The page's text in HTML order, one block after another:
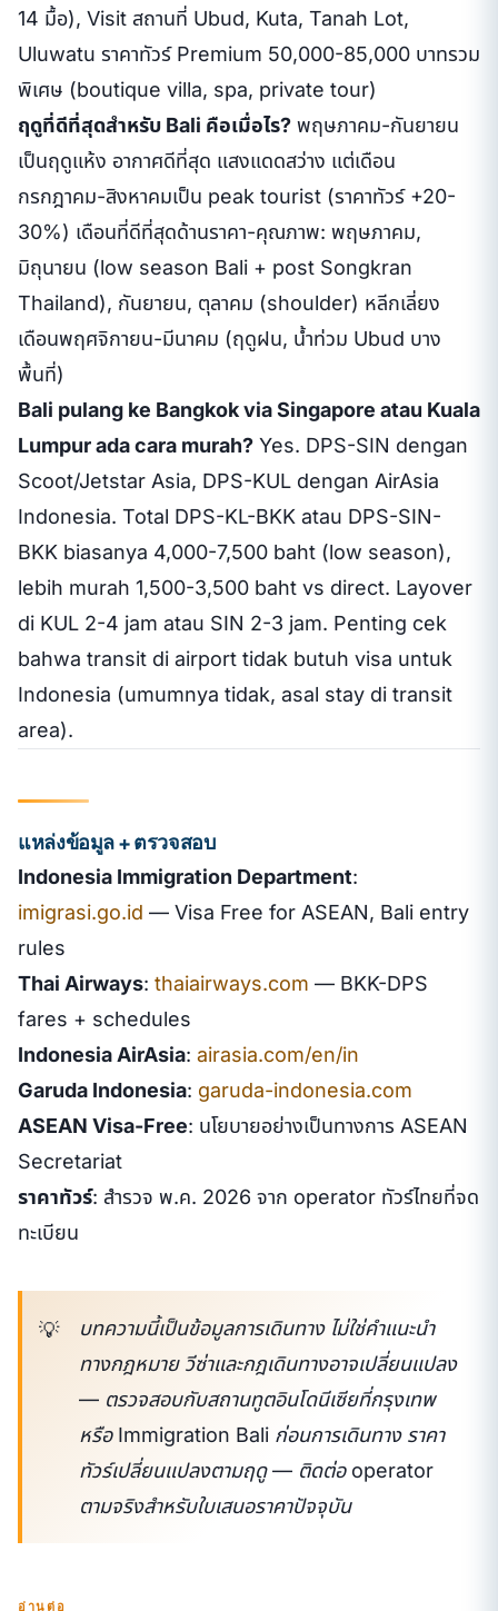
14 มื้อ), Visit สถานที่ Ubud, Kuta, Tanah Lot,
Uluwatu ราคาทัวร์ Premium 50,000-85,000 บาทรวม
พิเศษ (boutique villa, spa, private tour)
ฤดูที่ดีที่สุดสำหรับ Bali คือเมื่อไร? พฤษภาคม-กันยายน
เป็นฤดูแห้ง อากาศดีที่สุด แสงแดดสว่าง แต่เดือน
กรกฎาคม-สิงหาคมเป็น peak tourist (ราคาทัวร์ +20-
30%) เดือนที่ดีที่สุดด้านราคา-คุณภาพ: พฤษภาคม,
มิถุนายน (low season Bali + post Songkran
Thailand), กันยายน, ตุลาคม (shoulder) หลีกเลี่ยง
เดือนพฤศจิกายน-มีนาคม (ฤดูฝน, น้ำท่วม Ubud บาง
พื้นที่)
Bali pulang ke Bangkok via Singapore atau Kuala
Lumpur ada cara murah? Yes. DPS-SIN dengan
Scoot/Jetstar Asia, DPS-KUL dengan AirAsia
Indonesia. Total DPS-KL-BKK atau DPS-SIN-
BKK biasanya 4,000-7,500 baht (low season),
lebih murah 1,500-3,500 baht vs direct. Layover
di KUL 2-4 jam atau SIN 2-3 jam. Penting cek
bahwa transit di airport tidak butuh visa untuk
Indonesia (umumnya tidak, asal stay di transit
area).
แหล่งข้อมูล + ตรวจสอบ
Indonesia Immigration Department:
imigrasi.go.id — Visa Free for ASEAN, Bali entry
rules
Thai Airways: thaiairways.com — BKK-DPS
fares + schedules
Indonesia AirAsia: airasia.com/en/in
Garuda Indonesia: garuda-indonesia.com
ASEAN Visa-Free: นโยบายอย่างเป็นทางการ ASEAN
Secretariat
ราคาทัวร์: สำรวจ พ.ค. 2026 จาก operator ทัวร์ไทยที่จด
ทะเบียน
บทความนี้เป็นข้อมูลการเดินทาง ไม่ใช่คำแนะนำ
ทางกฎหมาย วีซ่าและกฎเดินทางอาจเปลี่ยนแปลง
— ตรวจสอบกับสถานทูตอินโดนีเซียที่กรุงเทพ
หรือ Immigration Bali ก่อนการเดินทาง ราคา
ทัวร์เปลี่ยนแปลงตามฤดู — ติดต่อ operator
ตามจริงสำหรับใบเสนอราคาปัจจุบัน
อ่านต่อ